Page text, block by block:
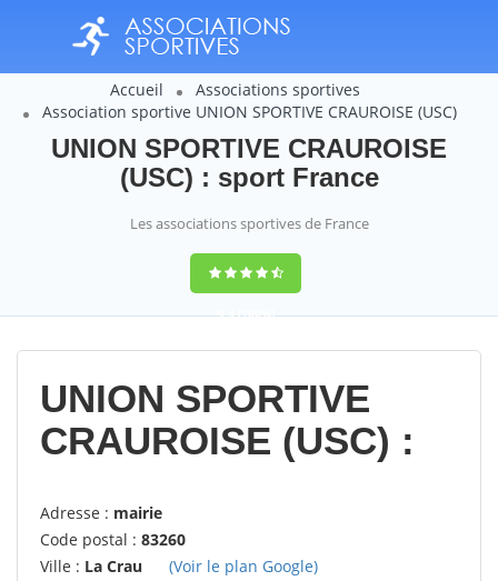
Accueil
Associations sportives
Association sportive UNION SPORTIVE CRAUROISE (USC)
UNION SPORTIVE CRAUROISE
(USC) : sport France
Les associations sportives de France
9,4(100%)
14358votes
UNION SPORTIVE
CRAUROISE (USC) :
Adresse : mairie
Code postal : 83260
Ville : La Crau
(Voir le plan Google)